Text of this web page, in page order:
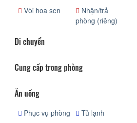
Vòi hoa sen
Nhận/trả
phòng (riêng)
Di chuyển
Cung cấp trong phòng
Ăn uống
Phục vụ phòng Tủ lạnh